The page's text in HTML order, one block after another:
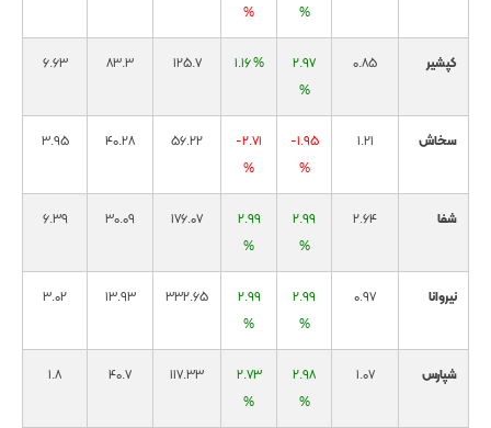
%
%
کپشیر 0.85
2.97
%
1.16 %
125.7
83.3
6.63
سخاش 1.21
-1.95
%
-2.71
%
56.22
40.28
3.95
شفا 2.64
2.99
%
2.99
%
176.07
30.09
6.39
نیروانا 0.97
2.99
%
2.99
%
332.65
13.93
3.02
شپارس 1.07
2.98
%
2.73
%
117.33
40.7
1.8